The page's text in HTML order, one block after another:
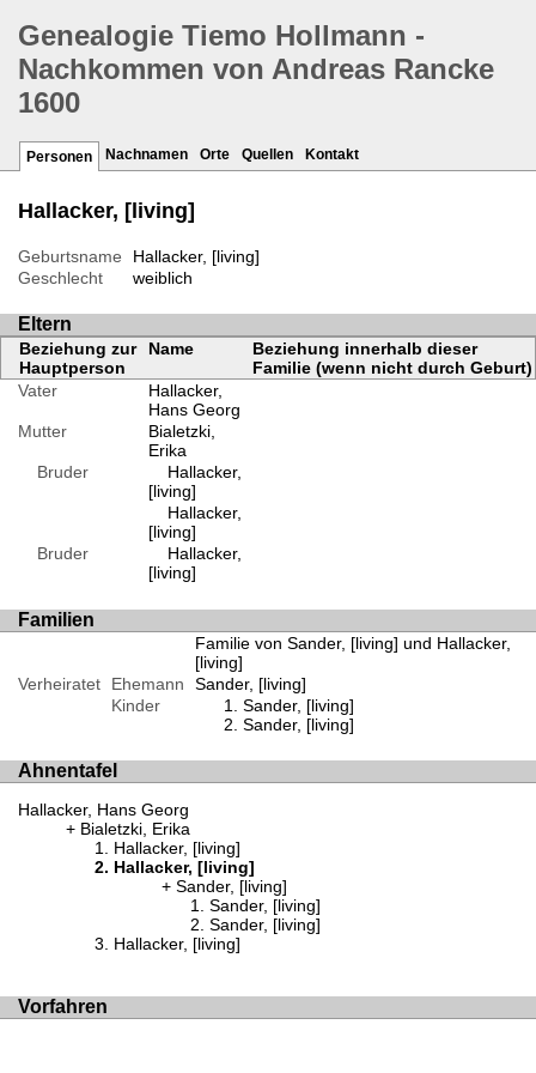
Genealogie Tiemo Hollmann -
Nachkommen von Andreas Rancke
1600
Personen Nachnamen Orte Quellen Kontakt
Hallacker, [living]
Geburtsname
Hallacker, [living]
Geschlecht
weiblich
Eltern
Beziehung zur
Hauptperson
Name
Beziehung innerhalb dieser
Familie (wenn nicht durch Geburt)
Vater
Hallacker,
Hans Georg
Mutter
Bialetzki,
Erika
Bruder
Hallacker,
[living]
Hallacker,
[living]
Bruder
Hallacker,
[living]
Familien
Familie von Sander, [living] und Hallacker,
[living]
Verheiratet
Ehemann
Sander, [living]
Kinder
Sander, [living]
Sander, [living]
Ahnentafel
Hallacker, Hans Georg
Bialetzki, Erika
Hallacker, [living]
Hallacker, [living]
Sander, [living]
Sander, [living]
Sander, [living]
Hallacker, [living]
Vorfahren